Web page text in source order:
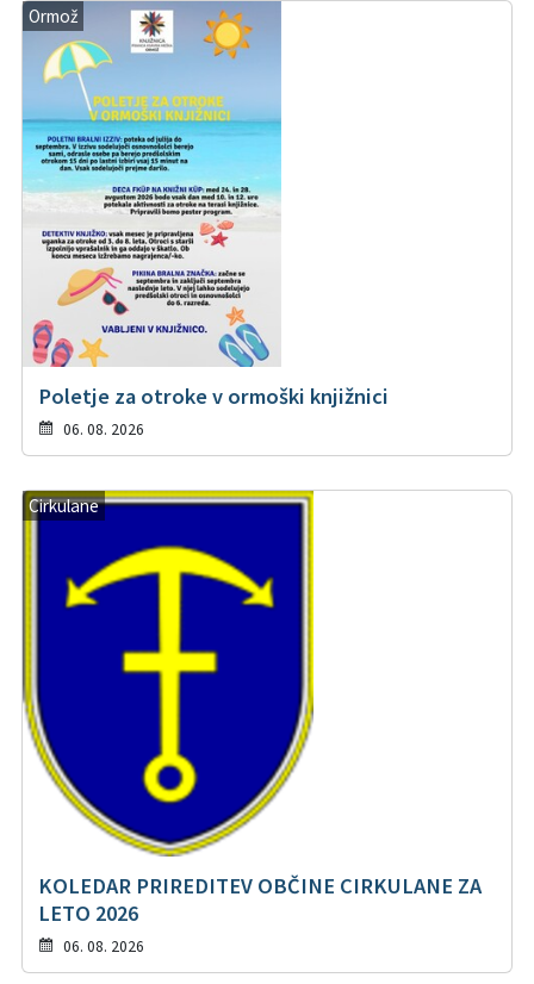
Ormož
Poletje za otroke v ormoški knjižnici
06. 08. 2026
Cirkulane
KOLEDAR PRIREDITEV OBČINE CIRKULANE ZA
LETO 2026
06. 08. 2026